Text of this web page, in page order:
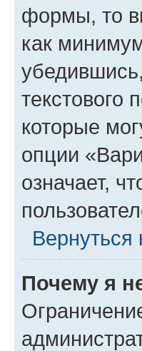
формы, то
как
текстового
которые
опции
означает,
Вернуться
Почему я